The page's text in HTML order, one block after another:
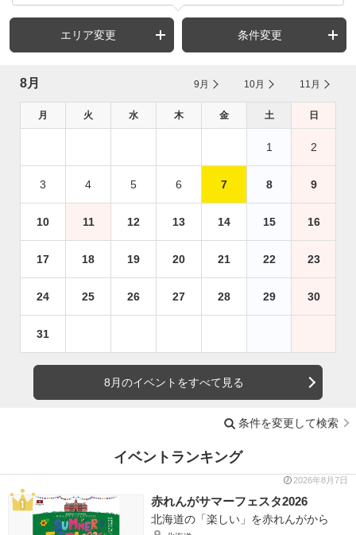
エリア変更 条件変更
8月 9月 10月 11月
月 火 水 木 金 土 日
1 2
3 4 5 6 7 8 9
10 11 12 13 14 15 16
17 18 19 20 21 22 23
24 25 26 27 28 29 30
31
8月のイベントをすべて見る
条件を変更して検索
イベントランキング
2026年8月7日
赤れんがサマーフェスタ2026
北海道の「楽しい」を赤れんがから